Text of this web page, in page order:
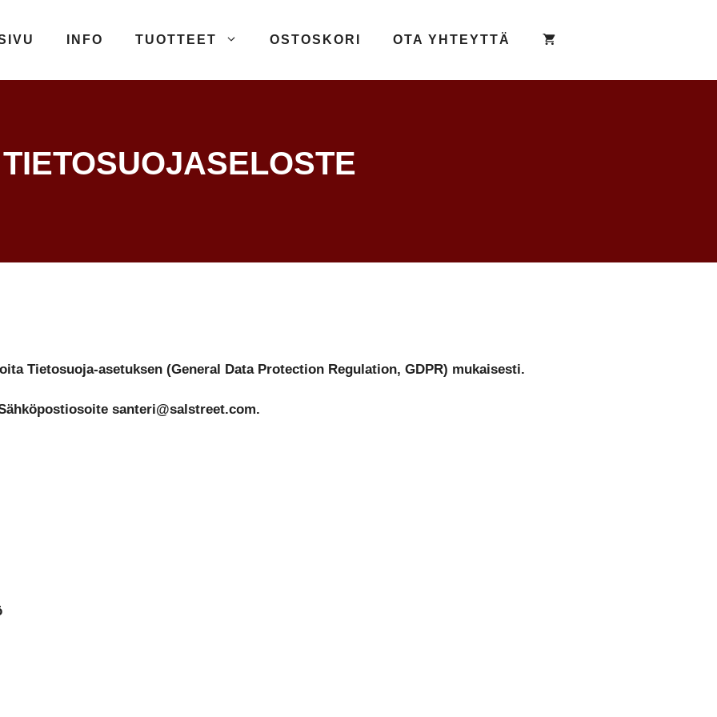
INFO TUOTTEET OSTOSKORI OTA YHTEYTTÄ
TIETOSUOJASELOSTE
Tietosuoja-asetuksen (General Data Protection Regulation, GDPR) mukaisesti.
santeri@salstreet.com.